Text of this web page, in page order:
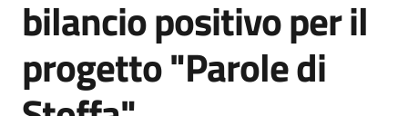
5x1000
bilancio positivo per il
progetto "Parole di